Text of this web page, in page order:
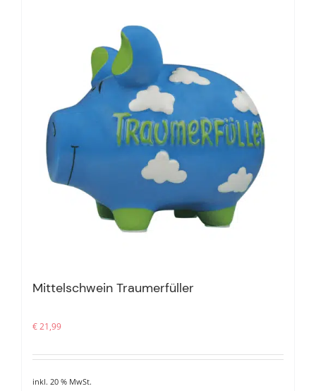
Mittelschwein Traumerfüller
€21,99
inkl. 20 % MwSt.